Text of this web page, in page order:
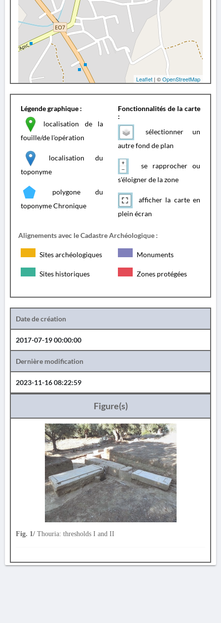
Leaflet | ©OpenStreetMap
Légende graphique :
localisation de la
fouille/de l'opération
localisation du
toponyme
polygone du
toponyme Chronique
Fonctionnalités de la carte
:
sélectionner un
autre fond de plan
se rapprocher ou
s'éloigner de la zone
afficher la carte en
plein écran
Alignements avec le Cadastre Archéologique :
Sites archéologiques Monuments
Sites historiques Zones protégées
Date de création
2017-07-19 00:00:00
Dernière modification
2023-11-16 08:22:59
Figure(s)
Fig. 1/ Thouria: thresholds I and II